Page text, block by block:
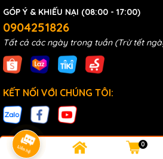
GÓP Ý & KHIẾU NẠI (08:00 - 17:00)
0904251826
Tất cả các ngày trong tuần (Trừ tết
KẾT NỐI VỚI CHÚNG TÔI:
0